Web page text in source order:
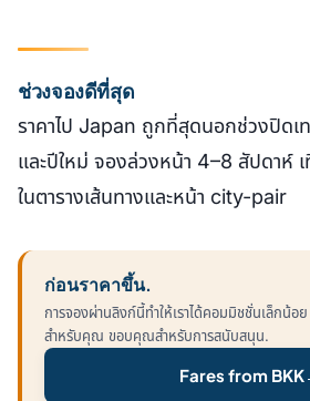
ช่วงจองดีที่สุด
ราคาไป Japan ถูกที่สุดนอกช่วงปิดเ
และปีใหม่ จองล่วงหน้า 4–8 สัปดาห์ เ
ในตารางเส้นทางและหน้า city-pair
ก่อนราคาขึ้น.
การจองผ่านลิงก์นี้ทำให้เราได้คอมมิชชั่นเล็กน้อ
สำหรับคุณ ขอบคุณสำหรับการสนับสนุน.
Fares from BKK